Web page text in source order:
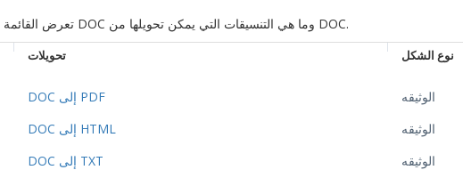
تعرض القائمة التنسيقات التي يمكن تحويلها إلى DOC وما هي التنسيقات التي يمكن تحويلها من DOC.
تحويلات نوع الشكل
DOC إلى PDF الوثيقه
DOC إلى HTML الوثيقه
DOC إلى TXT الوثيقه